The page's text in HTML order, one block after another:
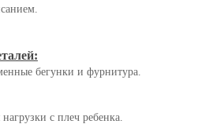
бегунки и фурнитура.
с плеч ребенка.